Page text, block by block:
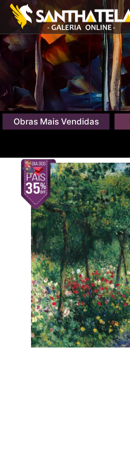
Obras Mais Vendidas